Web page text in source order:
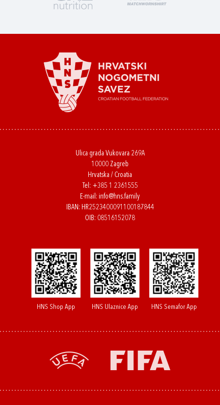
Ulica grada Vukovara 269A
10000 Zagreb
Hrvatska / Croatia
Tel: +385 1 2361555
E-mail: info@hns.family
IBAN: HR2523400091100187844
OIB: 08516152078
HNS Shop App HNS Ulaznice App HNS Semafor App